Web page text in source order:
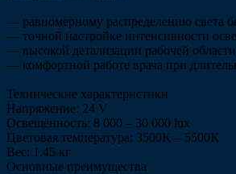
— равномерному распределению света
— точной настройке интенсивности
— высокой детализации рабочей области
— комфортной работе врача при
Технические характеристики
Напряжение: 24 V
Освещённость: 8 000 – 30 000 lux
Цветовая температура: 3500K – 5500K
Вес: 1.45 кг
Основные преимущества